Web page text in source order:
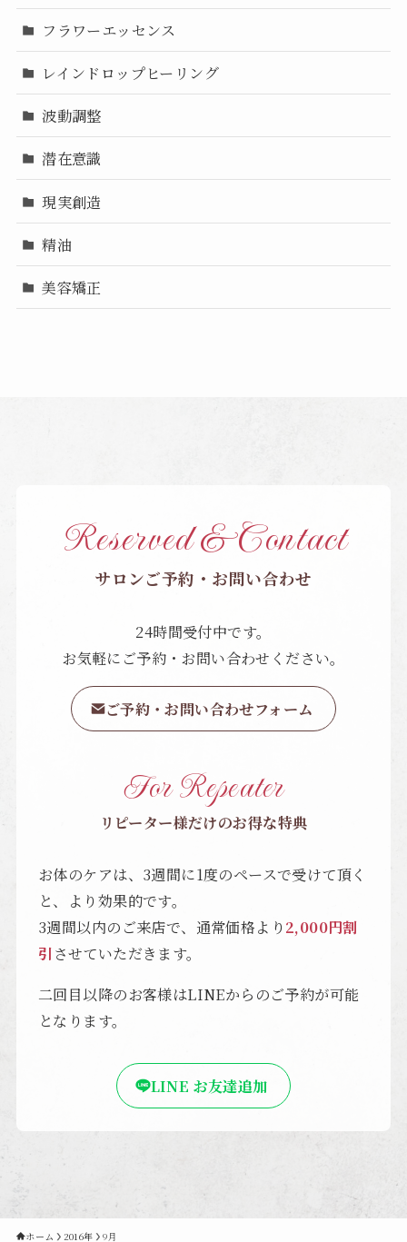
フラワーエッセンス
レインドロップヒーリング
波動調整
潜在意識
現実創造
精油
美容矯正
Reserved & Contact
サロンご予約・お問い合わせ
24時間受付中です。
お気軽にご予約・お問い合わせください。
ご予約・お問い合わせフォーム
For Repeater
リピーター様だけのお得な特典
お体のケアは、3週間に1度のペースで受けて頂く
と、より効果的です。
3週間以内のご来店で、通常価格より 2,000円割
引させていただきます。
二回目以降のお客様はLINEからのご予約が可能
となります。
LINE お友達追加
ホーム 2016年 9月